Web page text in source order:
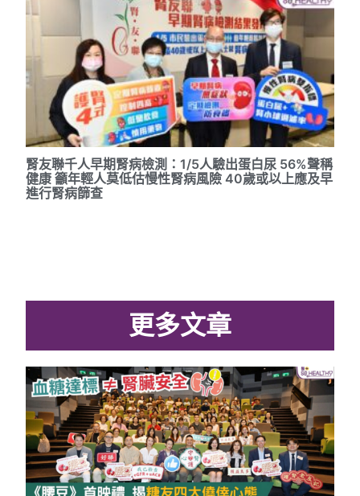
腎友聯千人早期腎病檢測：1/5人驗出蛋白尿 56%聲稱
健康 籲年輕人莫低估慢性腎病風險 40歲或以上應及早
進行腎病篩查
更多文章